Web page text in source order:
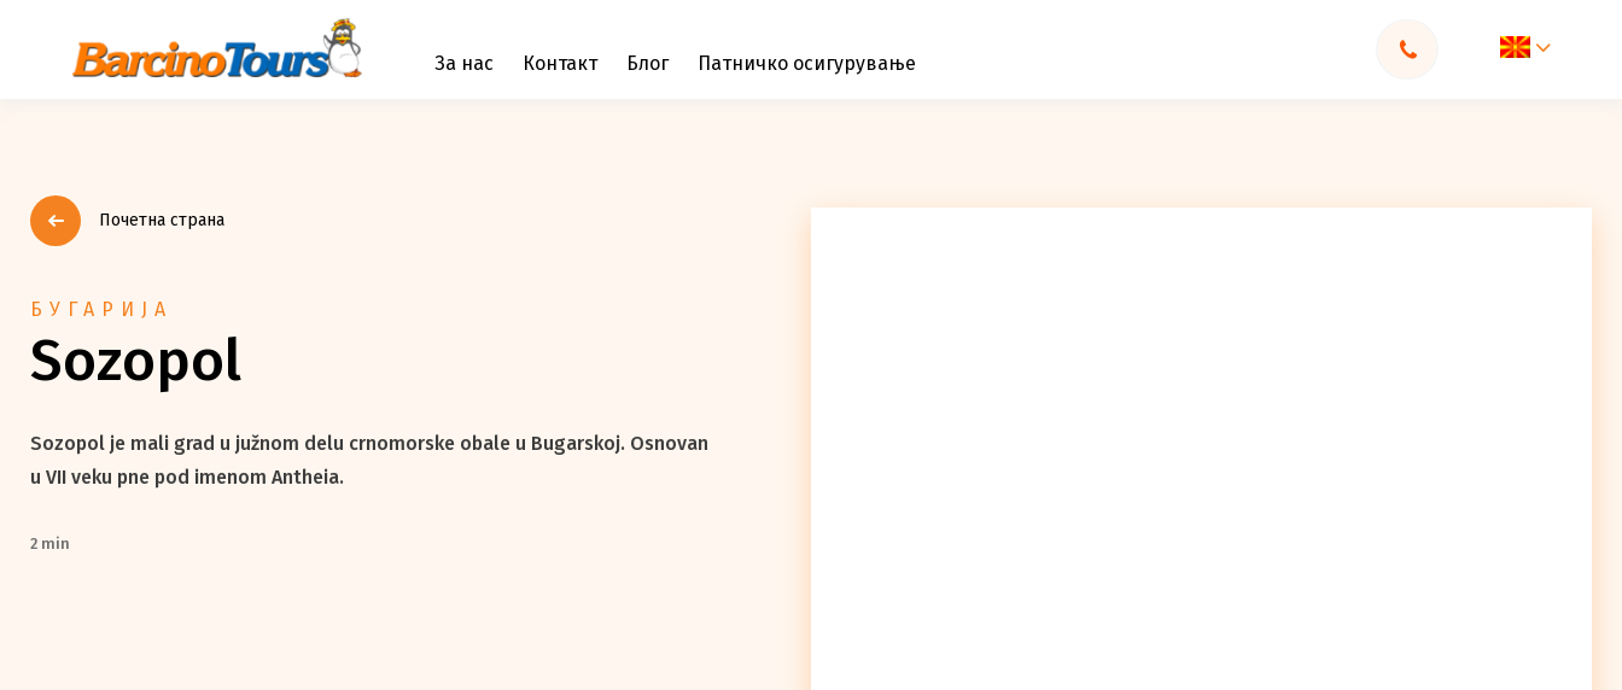
За нас Контакт Блог Патничко осигурување
Почетна страна
БУГАРИЈА
Sozopol
Sozopol je mali grad u južnom delu crnomorske obale u Bugarskoj. Osnovan
u VII veku pne pod imenom Antheia.
2 min